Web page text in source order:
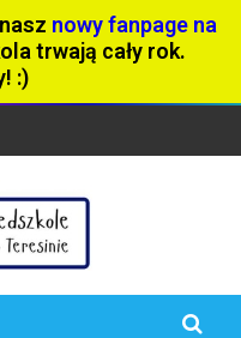
nowy fanpage na
trwają cały rok.
:)